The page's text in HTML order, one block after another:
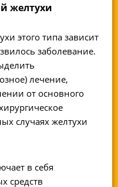
желтухи
этого типа зависит
заболевание.
лечение,
от основного
случаях желтухи
в себя
средств